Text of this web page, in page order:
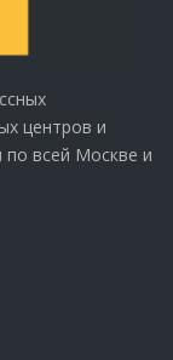
центров и
по всей Москве и